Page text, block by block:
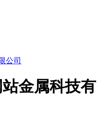
金属科技有